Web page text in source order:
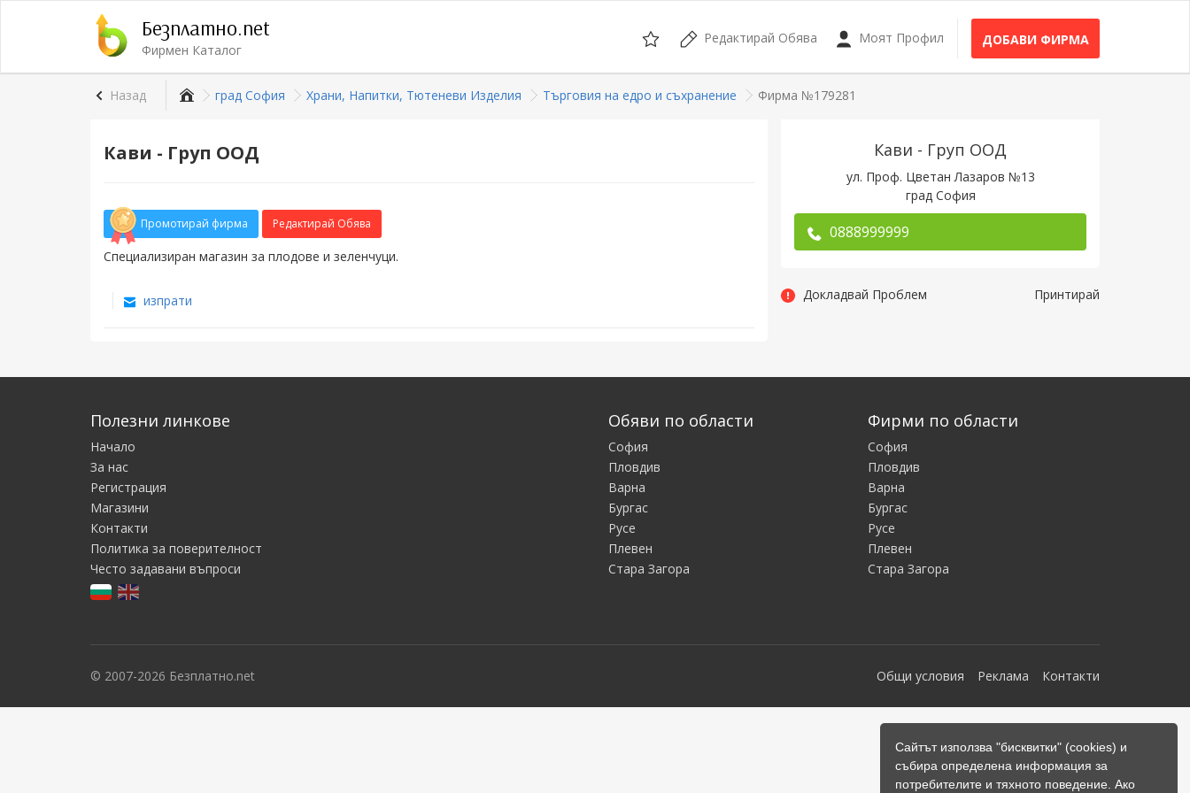
Сайтът използва "бисквитки" (cookies) и
събира определена информация за
потребителите и тяхното поведение. Ако
Безплатно.net
Фирмен Каталог
Редактирай Обява Моят Профил ДОБАВИ ФИРМА
Назад град София Храни, Напитки, Тютеневи Изделия Търговия на едро и съхранение Фирма №179281
Кави - Груп ООД
Промотирай фирма Редактирай Обява
Специализиран магазин за плодове и зеленчуци.
изпрати
Кави - Груп ООД
ул. Проф. Цветан Лазаров №13
град София
0888999999
Докладвай Проблем Принтирай
Полезни линкове
Начало
За нас
Регистрация
Магазини
Контакти
Политика за поверителност
Често задавани въпроси
Обяви по области
София
Пловдив
Варна
Бургас
Русе
Плевен
Стара Загора
Фирми по области
София
Пловдив
Варна
Бургас
Русе
Плевен
Стара Загора
Общи условия Реклама Контакти
© 2007-2026 Безплатно.net